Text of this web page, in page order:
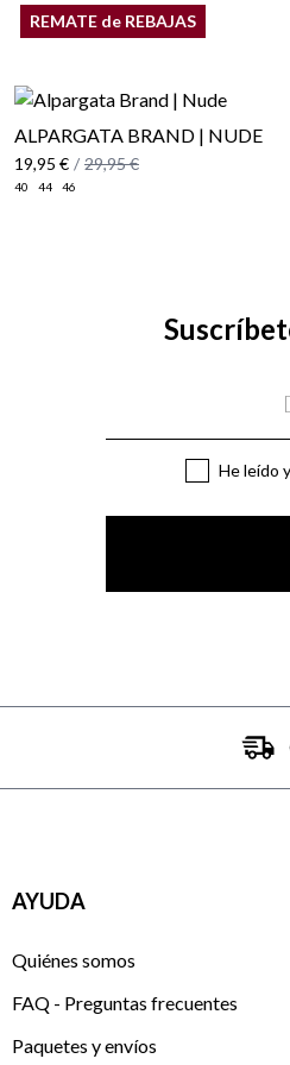
REMATE de REBAJAS
ALPARGATA BRAND | NUDE
19,95 € / 29,95 €
40 44 46
He leído
AYUDA
Quiénes somos
FAQ - Preguntas frecuentes
Paquetes y envíos